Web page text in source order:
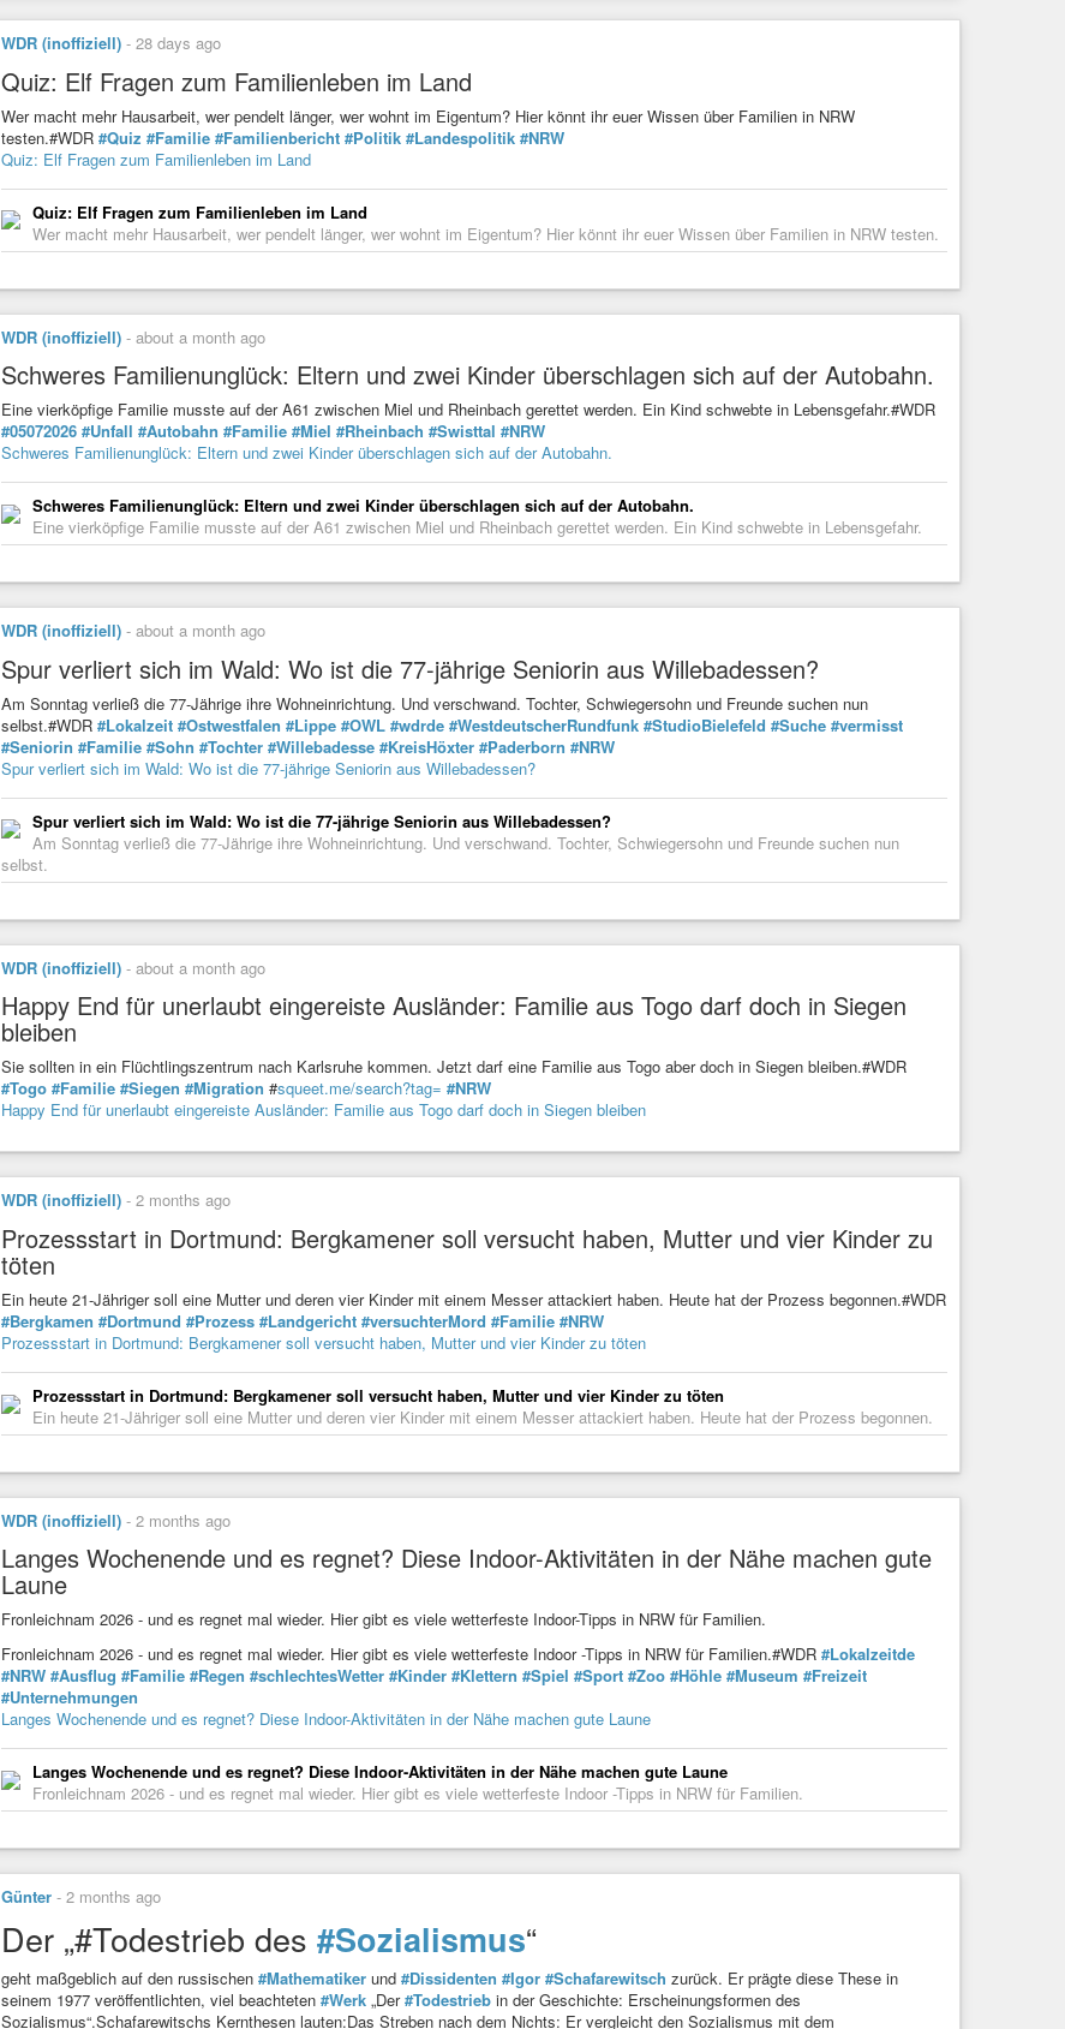
WDR (inoffiziell) - 28 days ago
Quiz: Elf Fragen zum Familienleben im Land
Wer macht mehr Hausarbeit, wer pendelt länger, wer wohnt im Eigentum? Hier könnt ihr euer Wissen über Familien in NRW
testen.#WDR #Quiz #Familie #Familienbericht #Politik #Landespolitik #NRW
Quiz: Elf Fragen zum Familienleben im Land
Quiz: Elf Fragen zum Familienleben im Land
Wer macht mehr Hausarbeit, wer pendelt länger, wer wohnt im Eigentum? Hier könnt ihr euer Wissen über Familien in NRW testen.
WDR (inoffiziell) - about a month ago
Schweres Familienunglück: Eltern und zwei Kinder überschlagen sich auf der Autobahn.
Eine vierköpfige Familie musste auf der A61 zwischen Miel und Rheinbach gerettet werden. Ein Kind schwebte in Lebensgefahr.#WDR
#05072026 #Unfall #Autobahn #Familie #Miel #Rheinbach #Swisttal #NRW
Schweres Familienunglück: Eltern und zwei Kinder überschlagen sich auf der Autobahn.
Schweres Familienunglück: Eltern und zwei Kinder überschlagen sich auf der Autobahn.
Eine vierköpfige Familie musste auf der A61 zwischen Miel und Rheinbach gerettet werden. Ein Kind schwebte in Lebensgefahr.
WDR (inoffiziell) - about a month ago
Spur verliert sich im Wald: Wo ist die 77-jährige Seniorin aus Willebadessen?
Am Sonntag verließ die 77-Jährige ihre Wohneinrichtung. Und verschwand. Tochter, Schwiegersohn und Freunde suchen nun
selbst.#WDR #Lokalzeit #Ostwestfalen #Lippe #OWL #wdrde #WestdeutscherRundfunk #StudioBielefeld #Suche #vermisst
#Seniorin #Familie #Sohn #Tochter #Willebadesse #KreisHöxter #Paderborn #NRW
Spur verliert sich im Wald: Wo ist die 77-jährige Seniorin aus Willebadessen?
Spur verliert sich im Wald: Wo ist die 77-jährige Seniorin aus Willebadessen?
Am Sonntag verließ die 77-Jährige ihre Wohneinrichtung. Und verschwand. Tochter, Schwiegersohn und Freunde suchen nun
selbst.
WDR (inoffiziell) - about a month ago
Happy End für unerlaubt eingereiste Ausländer: Familie aus Togo darf doch in Siegen
bleiben
Sie sollten in ein Flüchtlingszentrum nach Karlsruhe kommen. Jetzt darf eine Familie aus Togo aber doch in Siegen bleiben.#WDR
#Togo #Familie #Siegen #Migration #squeet.me/search?tag= #NRW
Happy End für unerlaubt eingereiste Ausländer: Familie aus Togo darf doch in Siegen bleiben
WDR (inoffiziell) - 2 months ago
Prozessstart in Dortmund: Bergkamener soll versucht haben, Mutter und vier Kinder zu
töten
Ein heute 21-Jähriger soll eine Mutter und deren vier Kinder mit einem Messer attackiert haben. Heute hat der Prozess begonnen.#WDR
#Bergkamen #Dortmund #Prozess #Landgericht #versuchterMord #Familie #NRW
Prozessstart in Dortmund: Bergkamener soll versucht haben, Mutter und vier Kinder zu töten
Prozessstart in Dortmund: Bergkamener soll versucht haben, Mutter und vier Kinder zu töten
Ein heute 21-Jähriger soll eine Mutter und deren vier Kinder mit einem Messer attackiert haben. Heute hat der Prozess begonnen.
WDR (inoffiziell) - 2 months ago
Langes Wochenende und es regnet? Diese Indoor-Aktivitäten in der Nähe machen gute
Laune
Fronleichnam 2026 - und es regnet mal wieder. Hier gibt es viele wetterfeste Indoor-Tipps in NRW für Familien.
Fronleichnam 2026 - und es regnet mal wieder. Hier gibt es viele wetterfeste Indoor -Tipps in NRW für Familien.#WDR #Lokalzeitde
#NRW #Ausflug #Familie #Regen #schlechtesWetter #Kinder #Klettern #Spiel #Sport #Zoo #Höhle #Museum #Freizeit
#Unternehmungen
Langes Wochenende und es regnet? Diese Indoor-Aktivitäten in der Nähe machen gute Laune
Langes Wochenende und es regnet? Diese Indoor-Aktivitäten in der Nähe machen gute Laune
Fronleichnam 2026 - und es regnet mal wieder. Hier gibt es viele wetterfeste Indoor -Tipps in NRW für Familien.
Günter - 2 months ago
Der „#Todestrieb des #Sozialismus“
geht maßgeblich auf den russischen #Mathematiker und #Dissidenten #Igor #Schafarewitsch zurück. Er prägte diese These in
seinem 1977 veröffentlichten, viel beachteten #Werk „Der#Todestrieb in der Geschichte: Erscheinungsformen des
Sozialismus“.Schafarewitschs Kernthesen lauten:Das Streben nach dem Nichts: Er vergleicht den Sozialismus mit dem